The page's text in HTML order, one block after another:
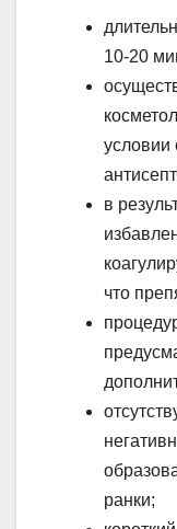
10-20
условии
в
что
ранки;